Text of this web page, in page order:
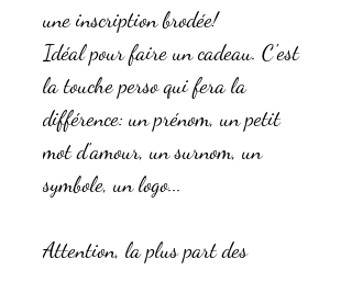
une inscription brodée!
Idéal pour faire un cadeau. C'est
la touche perso qui fera la
différence: un prénom, un petit
mot d'amour, un surnom, un
symbole, un logo...
Attention, la plus part des